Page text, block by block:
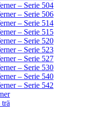
– Serie 504
– Serie 506
– Serie 514
– Serie 515
– Serie 520
– Serie 523
– Serie 527
– Serie 530
– Serie 540
– Serie 542